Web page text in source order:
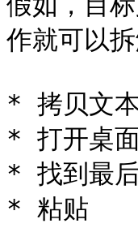
作就可以拆
* 拷贝文
* 打开桌
* 找到最
* 粘贴